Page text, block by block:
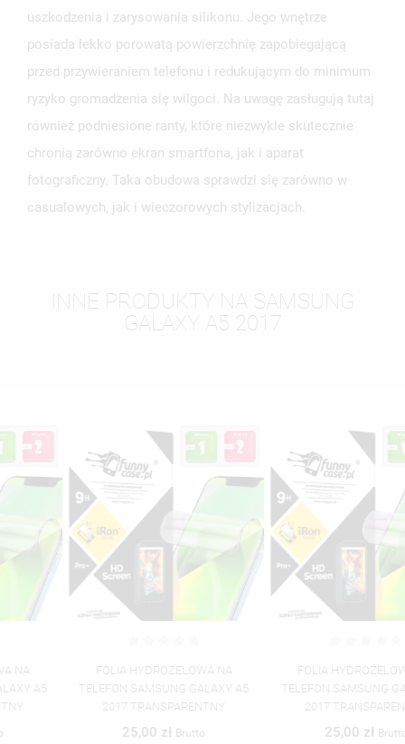
uszkodzenia i zarysowania silikonu. Jego wnętrze
posiada lekko porowatą powierzchnię zapobiegającą
przed przywieraniem telefonu i redukującym do minimum
ryzyko gromadzenia się wilgoci. Na uwagę zasługują tutaj
również podniesione ranty, które niezwykle skutecznie
chronią zarówno ekran smartfona, jak i aparat
fotograficzny. Taka obudowa sprawdzi się zarówno w
casualowych, jak i wieczorowych stylizacjach.
INNE PRODUKTY NA SAMSUNG
GALAXY A5 2017
FOLIA HYDROŻELOWA NA
TELEFON SAMSUNG GALAXY A5
2017 TRANSPARENTNY
Brutto
FOLIA HYDROŻELOWA NA
TELEFON SAMSUNG GALAXY A5
2017 TRANSPARENTNY
Brutto